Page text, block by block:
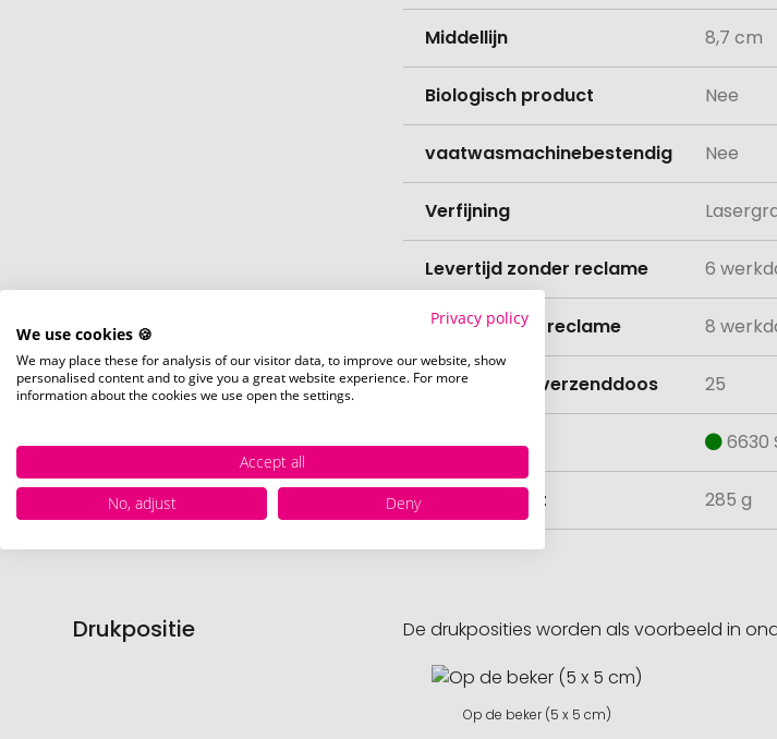
Middellijn 8,7 cm
Biologisch product Nee
vaatwasmachinebestendig Nee
Verfijning
Levertijd zonder reclame 6
Levertijd met reclame 8
Hoeveelheid verzenddoos 25
Voorraad 6630
Nettogewicht 285 g
Drukpositie De drukposities worden als voorbeeld in
Op de beker (5 x 5 cm)
Privacy policy
We use cookies 🍪
We may place these for analysis of our visitor data, to improve our website, show
personalised content and to give you a great website experience. For more
information about the cookies we use open the settings.
Accept all
No, adjust
Deny